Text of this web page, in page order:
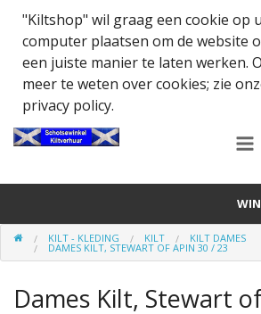
"Kiltshop" wil graag een cookie op
computer plaatsen om de website
een juiste manier te laten werken.
meer te weten over cookies; zie
privacy policy.
AccessoiresKILT - KLEDING KILT KILT DAMES
DAMES KILT, STEWART OF APIN 30 / 23
Dames Kilt, Stewart